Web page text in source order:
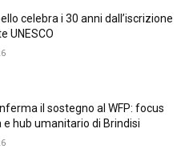
celebra i 30 anni dall’iscrizione
UNESCO
il sostegno al WFP: focus
e hub umanitario di Brindisi